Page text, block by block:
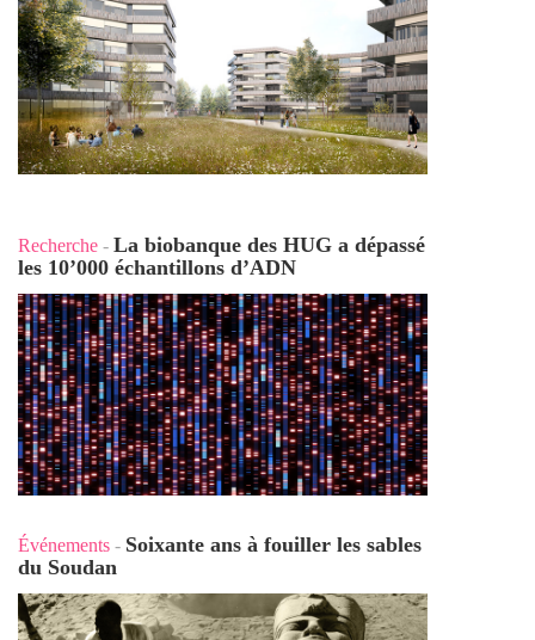
Recherche - La biobanque des HUG a dépassé
les 10’000 échantillons d’ADN
Événements - Soixante ans à fouiller les sables
du Soudan